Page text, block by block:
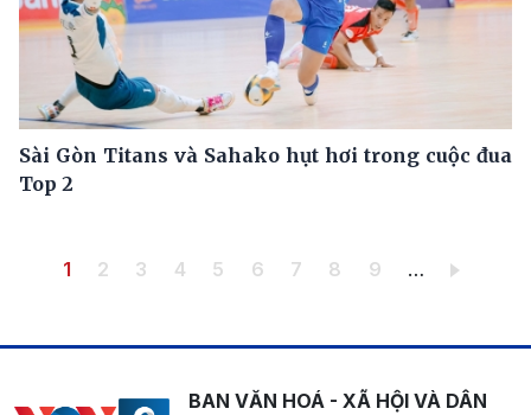
Sài Gòn Titans và Sahako hụt hơi trong cuộc đua
Top 2
Pagination
Trang hiện thời
1 Trang
2 Trang
3 Trang
4 Trang
5 Trang
6 Trang
7 Trang
8 Trang
9 …
BAN VĂN HOÁ - XÃ HỘI VÀ DÂN